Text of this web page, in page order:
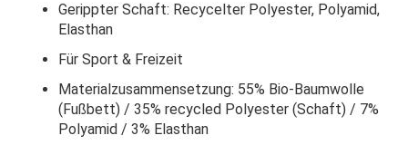
Gerippter Schaft: Recycelter Polyester, Polyamid,
Elasthan
Für Sport & Freizeit
Materialzusammensetzung: 55% Bio-Baumwolle
(Fußbett) / 35% recycled Polyester (Schaft) / 7%
Polyamid / 3% Elasthan